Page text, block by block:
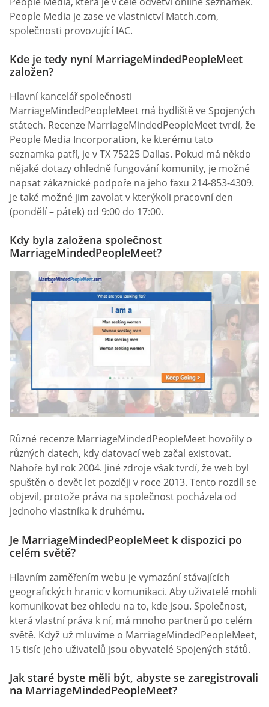
People Media je zase ve vlastnictví Match.com,
společnosti provozující IAC.
Kde je tedy nyní MarriageMindedPeopleMeet
založen?
Hlavní kancelář společnosti
MarriageMindedPeopleMeet má bydliště ve Spojených
státech. Recenze MarriageMindedPeopleMeet tvrdí, že
People Media Incorporation, ke kterému tato
seznamka patří, je v TX 75225 Dallas. Pokud má někdo
nějaké dotazy ohledně fungování komunity, je možné
napsat zákaznické podpoře na jeho faxu 214-853-4309.
Je také možné jim zavolat v kterýkoli pracovní den
(pondělí – pátek) od 9:00 do 17:00.
Kdy byla založena společnost
MarriageMindedPeopleMeet?
Různé recenze MarriageMindedPeopleMeet hovořily o
různých datech, kdy datovací web začal existovat.
Nahoře byl rok 2004. Jiné zdroje však tvrdí, že web byl
spuštěn o devět let později v roce 2013. Tento rozdíl se
objevil, protože práva na společnost pocházela od
jednoho vlastníka k druhému.
Je MarriageMindedPeopleMeet k dispozici po
celém světě?
Hlavním zaměřením webu je vymazání stávajících
geografických hranic v komunikaci. Aby uživatelé mohli
komunikovat bez ohledu na to, kde jsou. Společnost,
která vlastní práva k ní, má mnoho partnerů po celém
světě. Když už mluvíme o MarriageMindedPeopleMeet,
15 tisíc jeho uživatelů jsou obyvatelé Spojených států.
Jak staré byste měli být, abyste se zaregistrovali
na MarriageMindedPeopleMeet?